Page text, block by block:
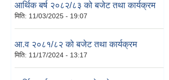
आर्थिक बर्ष २०८२/८३ को बजेट तथा कार्यक्रम
मिति: 11/03/2025 - 19:07
आ.व २०८१/८२ को बजेट तथा कार्यक्रम
मिति: 11/17/2024 - 13:17